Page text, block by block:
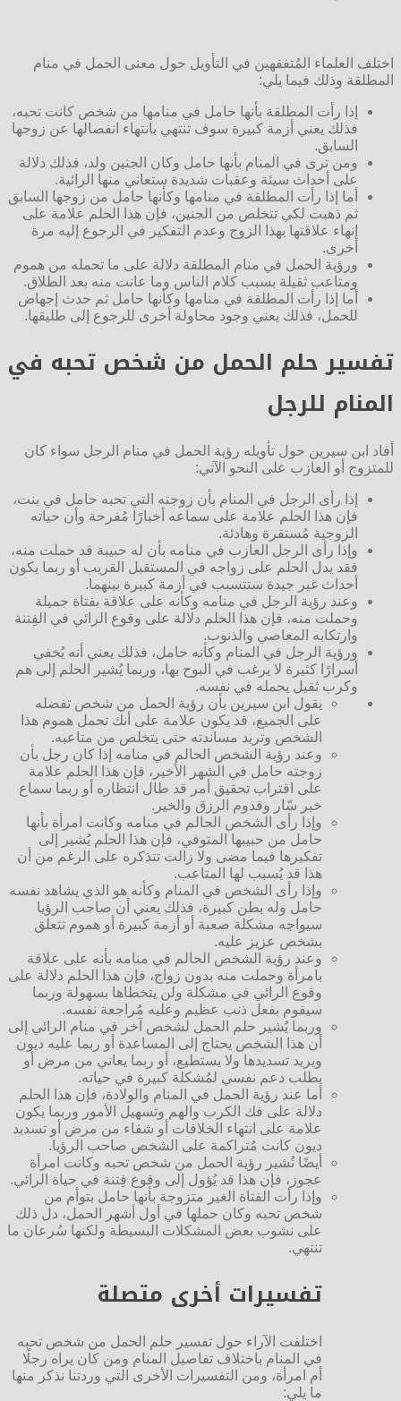
اختلف العلماء المُتفقهين في التأويل حول معنى الحمل في منام
المطلقة وذلك فيما يلي:
إذا رأت المطلقة بأنها حامل في منامها من شخص كانت تحبه،
فذلك يعني أزمة كبيرة سوف تنتهي بانتهاء انفصالها عن زوجها
السابق.
ومن ترى في المنام بأنها حامل وكان الجنين ولد، فذلك دلالة
على أحداث سيئة وعقبات شديدة ستعاني منها الرائية.
أما إذا رأت المطلقة في منامها وكأنها حامل من زوجها السابق
ثم ذهبت لكي تتخلص من الجنين، فإن هذا الحلم علامة على
إنهاء علاقتها بهذا الزوج وعدم التفكير في الرجوع إليه مرة
أخرى.
ورؤية الحمل في منام المطلقة دلالة على ما تحمله من هموم
ومتاعب ثقيلة بسبب كلام الناس وما عانت منه بعد الطلاق.
أما إذا رأت المطلقة في منامها وكأنها حامل ثم حدث إجهاض
للحمل، فذلك يعني وجود محاولة أخرى للرجوع إلى طليقها.
تفسير حلم الحمل من شخص تحبه في
المنام للرجل
أفاد ابن سيرين حول تأويله رؤية الحمل في منام الرجل سواء كان
للمتزوج أو العازب على النحو الآتي:
إذا رأى الرجل في المنام بأن زوجته التي تحبه حامل في بنت،
فإن هذا الحلم علامة على سماعه أخبارًا مُفرحة وأن حياته
الزوجية مُستقرة وهادئة.
وإذا رأى الرجل العازب في منامه بأن له حبيبة قد حملت منه،
فقد يدل الحلم على زواجه في المستقبل القريب أو ربما يكون
أحداث غير جيدة ستتسبب في أزمة كبيرة بينهما.
وعند رؤية الرجل في منامه وكأنه على علاقة بفتاة جميلة
وحملت منه، فإن هذا الحلم دلالة على وقوع الرائي في الفِتنة
وارتكابه المعاصي والذنوب.
ورؤية الرجل في المنام وكأنه حامل، فذلك يعني أنه يُخفي
أسرارًا كثيرة لا يرغب في البوح بها، وربما يُشير الحلم إلى هم
وكرب ثقيل يحمله في نفسه.
يقول ابن سيرين بأن رؤية الحمل من شخص تفضله
على الجميع، قد يكون علامة على أنك تحمل هموم هذا
الشخص وتريد مساندته حتى يتخلص من متاعبه.
وعند رؤية الشخص الحالم في منامه إذا كان رجل بأن
زوجته حامل في الشهر الأخير، فإن هذا الحلم علامة
على اقتراب تحقيق أمر قد طال انتظاره أو ربما سماع
خبر سّار وقدوم الرزق والخير.
وإذا رأى الشخص الحالم في منامه وكانت امرأة بأنها
حامل من حبيبها المتوفي، فإن هذا الحلم يُشير إلى
تفكيرها فيما مضى ولا زالت تتذكره على الرغم من أن
هذا قد يُسبب لها المتاعب.
وإذا رأى الشخص في المنام وكأنه هو الذي يشاهد نفسه
حامل وله بطن كبيرة، فذلك يعني أن صاحب الرؤيا
سيواجه مشكلة صعبة أو أزمة كبيرة أو هموم تتعلق
بشخص عزيز عليه.
وعند رؤية الشخص الحالم في منامه بأنه على علاقة
بامرأة وحملت منه بدون زواج، فإن هذا الحلم دلالة على
وقوع الرائي في مشكلة ولن يتخطاها بسهولة وربما
سيقوم بفعل ذنب عظيم وعليه مُراجعة نفسه.
وربما يُشير حلم الحمل لشخص آخر في منام الرائي إلى
أن هذا الشخص يحتاج إلى المساعدة أو ربما عليه ديون
ويريد تسديدها ولا يستطيع، أو ربما يعاني من مرض أو
يطلب دعم نفسي لمُشكلة كبيرة في حياته.
أما عند رؤية الحمل في المنام والولادة، فإن هذا الحلم
دلالة على فك الكرب والهم وتسهيل الأمور وربما يكون
علامة على انتهاء الخلافات أو شفاء من مرض أو تسديد
ديون كانت مُتراكمة على الشخص صاحب الرؤيا.
أيضًا تُشير رؤية الحمل من شخص تحبه وكانت امرأة
عجوز، فإن هذا قد يُؤول إلى وقوع فِتنة في حياة الرائي.
وإذا رأت الفتاة الغير متزوجة بأنها حامل بتوأم من
شخص تحبه وكان حملها في أول أشهر الحمل، دل ذلك
على نشوب بعض المشكلات البسيطة ولكنها سُرعان ما
تنتهي.
تفسيرات أخرى متصلة
اختلفت الآراء حول تفسير حلم الحمل من شخص تحبه
في المنام باختلاف تفاصيل المنام ومن كان يراه رجلًا
أم امرأة، ومن التفسيرات الأخرى التي وردتنا نذكر منها
ما يلي: